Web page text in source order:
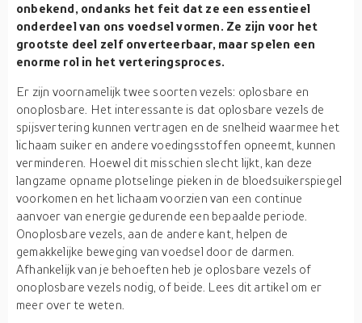
onbekend, ondanks het feit dat ze een essentieel
onderdeel van ons voedsel vormen. Ze zijn voor het
grootste deel zelf onverteerbaar, maar spelen een
enorme rol in het verteringsproces.
Er zijn voornamelijk twee soorten vezels: oplosbare en
onoplosbare. Het interessante is dat oplosbare vezels de
spijsvertering kunnen vertragen en de snelheid waarmee het
lichaam suiker en andere voedingsstoffen opneemt, kunnen
verminderen. Hoewel dit misschien slecht lijkt, kan deze
langzame opname plotselinge pieken in de bloedsuikerspiegel
voorkomen en het lichaam voorzien van een continue
aanvoer van energie gedurende een bepaalde periode.
Onoplosbare vezels, aan de andere kant, helpen de
gemakkelijke beweging van voedsel door de darmen.
Afhankelijk van je behoeften heb je oplosbare vezels of
onoplosbare vezels nodig, of beide. Lees dit artikel om er
meer over te weten.